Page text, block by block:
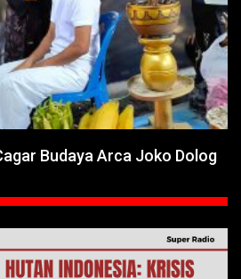
Budaya Arca Joko Dolog